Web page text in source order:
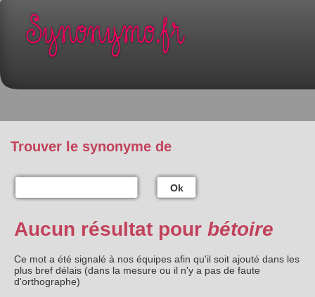
Trouver le synonyme de
Ok
Aucun résultat pour bétoire
Ce mot a été signalé à nos équipes afin qu'il soit ajouté dans les
plus bref délais (dans la mesure ou il n'y a pas de faute
d'orthographe)